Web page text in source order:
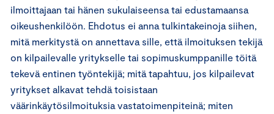
ilmoittajaan tai hänen sukulaiseensa tai edustamaansa
oikeushenkilöön. Ehdotus ei anna tulkintakeinoja siihen,
mitä merkitystä on annettava sille, että ilmoituksen tekijä
on kilpailevalle yritykselle tai sopimuskumppanille töitä
tekevä entinen työntekijä; mitä tapahtuu, jos kilpailevat
yritykset alkavat tehdä toisistaan
väärinkäytösilmoituksia vastatoimenpiteinä; miten